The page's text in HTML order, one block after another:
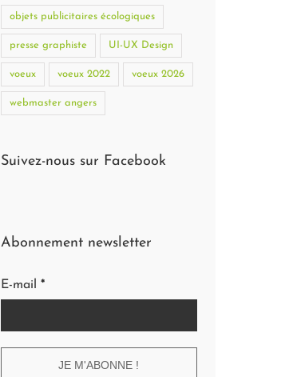
objets publicitaires écologiques
presse graphiste UI-UX Design
voeux voeux 2022 voeux 2026
webmaster angers
Suivez-nous sur Facebook
Abonnement newsletter
E-mail *